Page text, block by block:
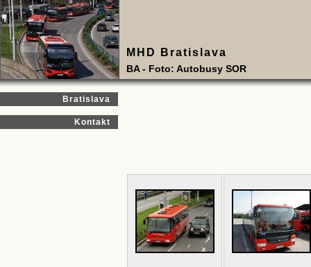
MHD Bratislava
BA - Foto: Autobusy SOR
Bratislava
Kontakt